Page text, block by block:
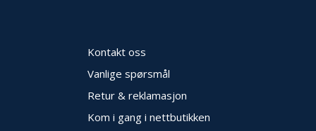
Kontakt oss
Vanlige spørsmål
Retur & reklamasjon
Kom i gang i nettbutikken